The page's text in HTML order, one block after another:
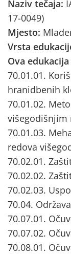
Naziv tečaja:
17-0049)
Mjesto:
Vrsta
Ova
70.01.01.
hranidbenih
70.01.02.
višegodišnjim
70.01.03.
redova
70.02.01.
70.02.02.
70.02.03.
70.04.
70.07.01.
70.07.02.
70.08.01.